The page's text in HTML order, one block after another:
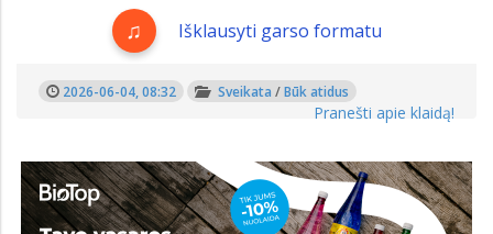
Išklausyti garso formatu
2026-06-04, 08:32 Sveikata /Būk atidus
Pranešti apie klaidą!